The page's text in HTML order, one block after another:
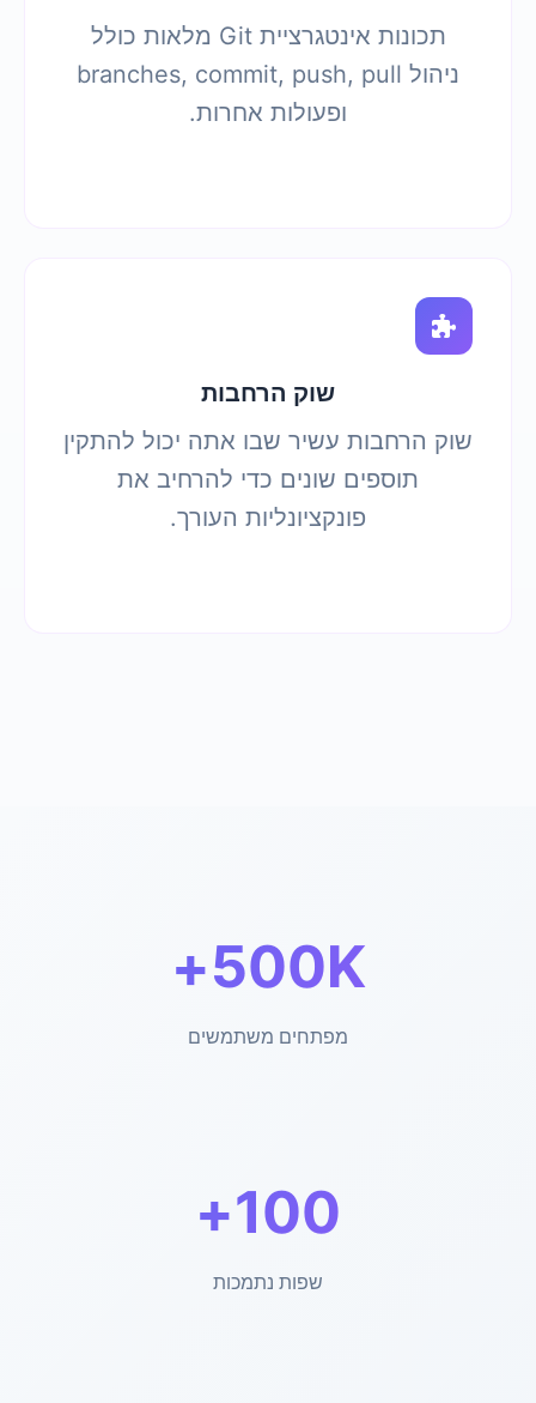
תכונות אינטגרציית Git מלאות כולל
ניהול branches, commit, push, pull
ופעולות אחרות.
שוק הרחבות
שוק הרחבות עשיר שבו אתה יכול להתקין
תוספים שונים כדי להרחיב את
פונקציונליות העורך.
500K+
מפתחים משתמשים
100+
שפות נתמכות